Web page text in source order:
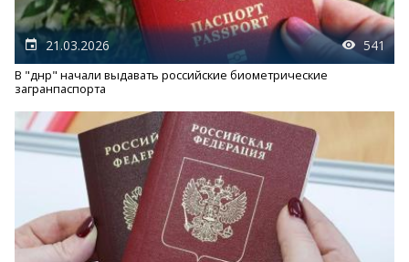
21.03.2026 541
В "днр" начали выдавать российские биометрические
загранпаспорта